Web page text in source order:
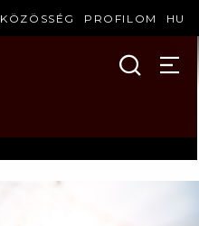
KÖZÖSSÉG PROFILOM HU